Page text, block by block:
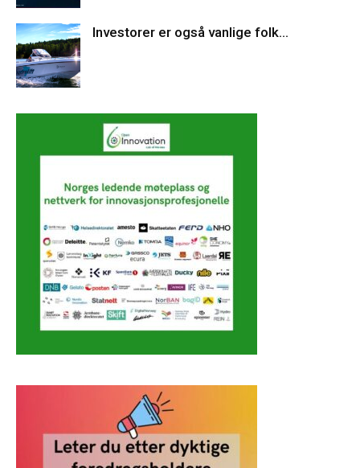
Investorer er også vanlige folk…